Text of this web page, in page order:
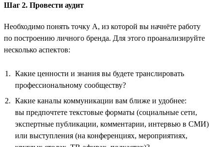
Шаг 2. Провести аудит
Необходимо понять точку А, из которой вы начнёте работу
по построению личного бренда. Для этого проанализируйте
несколько аспектов:
Какие ценности и знания вы будете транслировать
профессиональному сообществу?
Какие каналы коммуникации вам ближе и удобнее:
вы предпочтете текстовые форматы (социальные сети,
экспертные публикации, комментарии, интервью в СМИ)
или выступления (на конференциях, мероприятиях,